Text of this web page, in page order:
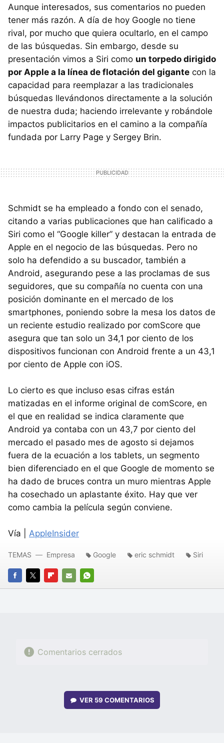
Aunque interesados, sus comentarios no pueden
tener más razón. A día de hoy Google no tiene
rival, por mucho que quiera ocultarlo, en el campo
de las búsquedas. Sin embargo, desde su
presentación vimos a Siri como un torpedo dirigido
por Apple a la línea de flotación del gigante con la
capacidad para reemplazar a las tradicionales
búsquedas llevándonos directamente a la solución
de nuestra duda; haciendo irrelevante y robándole
impactos publicitarios en el camino a la compañía
fundada por Larry Page y Sergey Brin.
Schmidt se ha empleado a fondo con el senado,
citando a varias publicaciones que han calificado a
Siri como el “Google killer” y destacan la entrada de
Apple en el negocio de las búsquedas. Pero no
solo ha defendido a su buscador, también a
Android, asegurando pese a las proclamas de sus
seguidores, que su compañía no cuenta con una
posición dominante en el mercado de los
smartphones, poniendo sobre la mesa los datos de
un reciente estudio realizado por comScore que
asegura que tan solo un 34,1 por ciento de los
dispositivos funcionan con Android frente a un 43,1
por ciento de Apple con iOS.
Lo cierto es que incluso esas cifras están
matizadas en el informe original de comScore, en
el que en realidad se indica claramente que
Android ya contaba con un 43,7 por ciento del
mercado el pasado mes de agosto si dejamos
fuera de la ecuación a los tablets, un segmento
bien diferenciado en el que Google de momento se
ha dado de bruces contra un muro mientras Apple
ha cosechado un aplastante éxito. Hay que ver
como cambia la película según conviene.
Vía | AppleInsider
FACEBOOK
TWITTERFLIPBOARD
E-
WHATSAPP
TEMAS Empresa Google eric schmidt Siri
Comentarios cerrados
VER 59 COMENTARIOS